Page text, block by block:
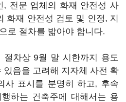
, 전문 업체의 화재 안전성 사
화재 안전성 검토 및 인정, 지
로 절차를 밟아야 합니다.
절차상 9월 말 시한까지 용도
있음을 고려해 지자체 사전 확
사 표시를 분명히 하고, 후속
하는 건축주에 대해서는 용